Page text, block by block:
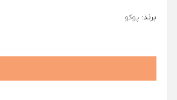
برند: پوکو